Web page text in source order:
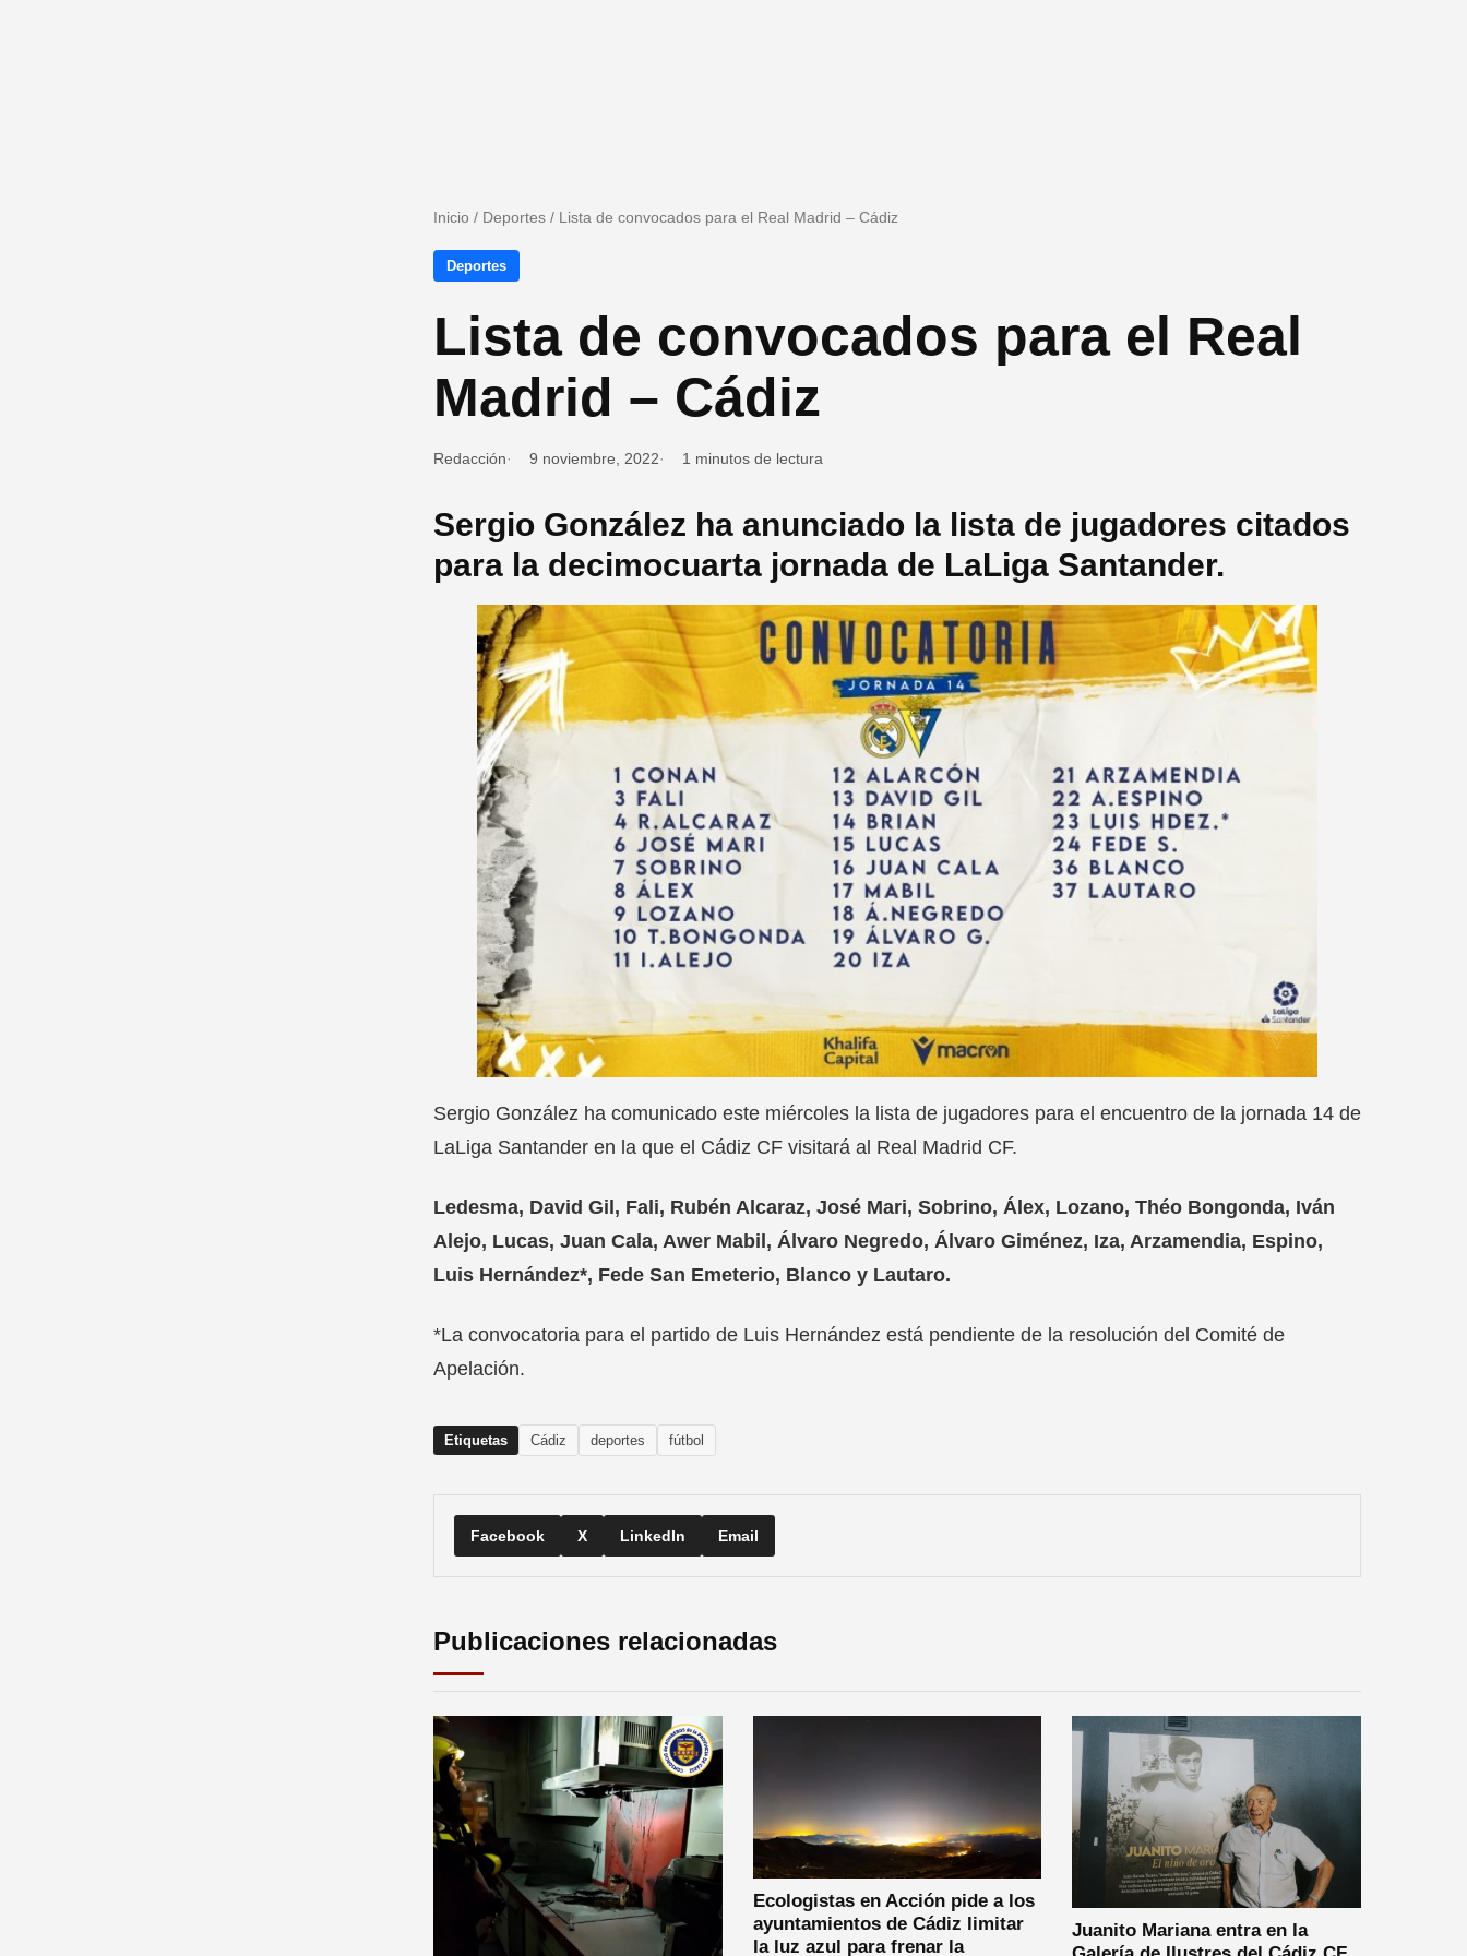
Inicio / Deportes / Lista de convocados para el Real Madrid – Cádiz
Deportes
Lista de convocados para el Real
Madrid – Cádiz
Redacción 9 noviembre, 2022 1 minutos de lectura
Sergio González ha anunciado la lista de jugadores citados
para la decimocuarta jornada de LaLiga Santander.
Sergio González ha comunicado este miércoles la lista de jugadores para el encuentro de la jornada 14 de
LaLiga Santander en la que el Cádiz CF visitará al Real Madrid CF.
Ledesma, David Gil, Fali, Rubén Alcaraz, José Mari, Sobrino, Álex, Lozano, Théo Bongonda, Iván
Alejo, Lucas, Juan Cala, Awer Mabil, Álvaro Negredo, Álvaro Giménez, Iza, Arzamendia, Espino,
Luis Hernández*, Fede San Emeterio, Blanco y Lautaro.
*La convocatoria para el partido de Luis Hernández está pendiente de la resolución del Comité de
Apelación.
Etiquetas Cádiz deportes fútbol
Facebook X LinkedIn Email
Publicaciones relacionadas
Ecologistas en Acción pide a los
ayuntamientos de Cádiz limitar
la luz azul para frenar la
Juanito Mariana entra en la